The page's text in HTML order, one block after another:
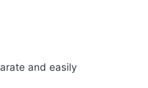
and easily